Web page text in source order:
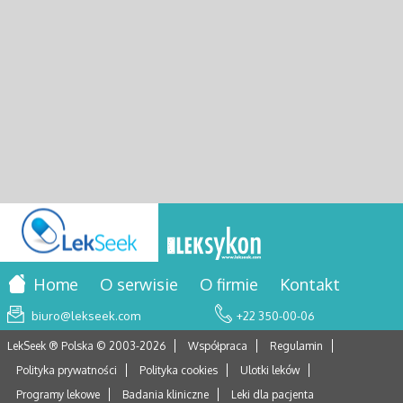
Home O serwisie O firmie Kontakt
biuro@lekseek.com +22 350-00-06
LekSeek ® Polska © 2003-2026 Współpraca
Regulamin
Polityka prywatności
Polityka cookies
Ulotki leków
Programy lekowe
Badania kliniczne Leki dla pacjenta